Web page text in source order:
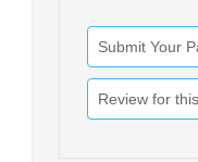
Submit Your
Review for